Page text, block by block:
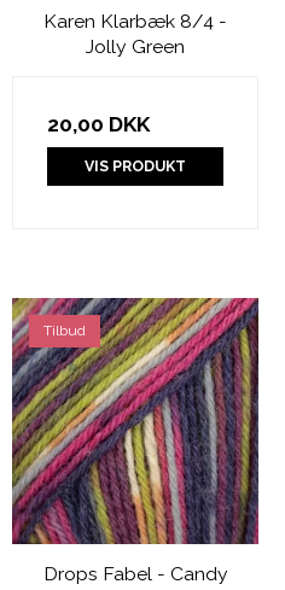
Karen Klarbæk 8/4 -
Jolly Green
20,00 DKK
VIS PRODUKT
Tilbud
Drops Fabel - Candy